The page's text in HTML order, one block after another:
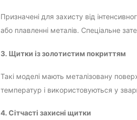
Призначені для захисту від
або плавленні металів. Спеціальне
3. Щитки із золотистим покриттям
Такі моделі мають металізовану
температур і використовуються у
4. Сітчасті захисні щитки